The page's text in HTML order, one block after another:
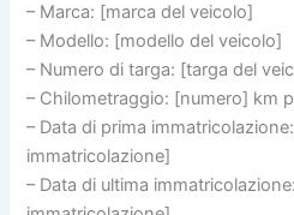
– Marca: [marca del veicolo]
– Modello: [modello del veicolo]
– Numero di targa: [targa del
– Chilometraggio: [numero] km
– Data di prima
immatricolazione]
– Data di ultima